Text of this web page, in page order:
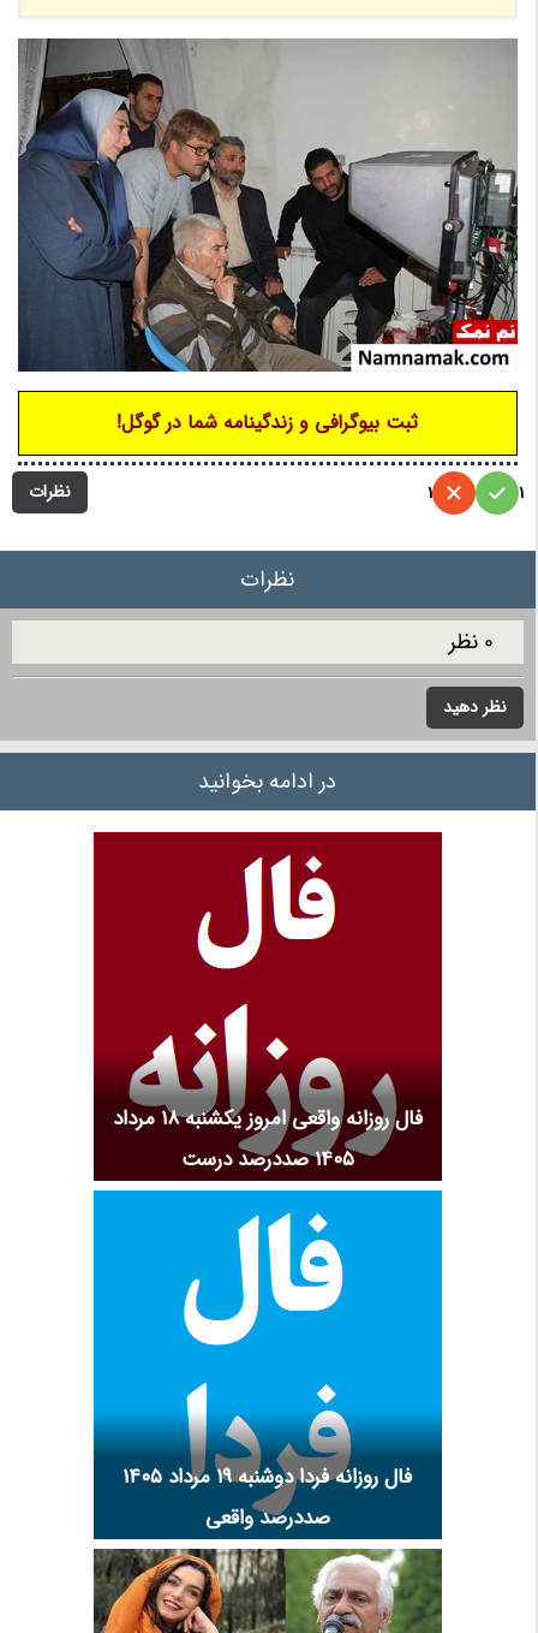
ثبت بیوگرافی و زندگینامه شما در گوگل!
نظرات 1
1
نظرات
0 نظر
نظر دهید
در ادامه بخوانید
فال روزانه واقعی امروز یکشنبه ۱۸ مرداد
۱۴۰۵ صددرصد درست
فال روزانه فردا دوشنبه ۱۹ مرداد ۱۴۰۵
صددرصد واقعی